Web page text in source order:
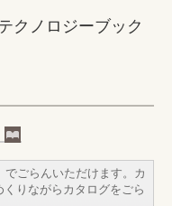
クノロジーブック
ごらんいただけます。カ
りながらカタログをごら